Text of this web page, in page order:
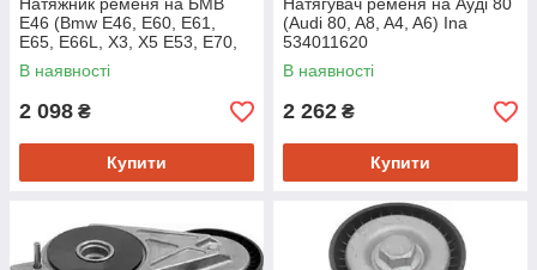
Е46 (Bmw E46, E60, E61,
E65, E66L, X3, X5 E53, E70,
E90, E91, E92, E93) Ina
534017010
В наявності
2 098 ₴
Купити
(Audi 80, A8, A4, A6) Ina
534011620
В наявності
2 262 ₴
Купити